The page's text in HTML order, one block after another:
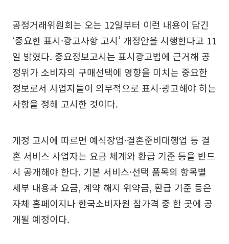
공정거래위원회는 오는 12일부터 이런 내용이 담긴
‘중요한 표시·광고사항 고시’ 개정안을 시행한다고 11
일 밝혔다. 중요정보고시는 표시광고법에 근거해 공
정위가 소비자의 구매선택에 영향을 미치는 중요한
정보로서 사업자들이 의무적으로 표시·광고해야 하는
사항을 정해 고시한 것이다.
개정 고시에 따르면 예식장업·결혼준비대행업 등 결
혼 서비스 사업자는 요금 체계와 환급 기준 등을 반드
시 공개해야 한다. 기본 서비스·선택 품목의 항목별
세부 내용과 요금, 계약 해지 위약금, 환급 기준 등은
자체 홈페이지나 한국소비자원 참가격 중 한 곳에 공
개될 예정이다.